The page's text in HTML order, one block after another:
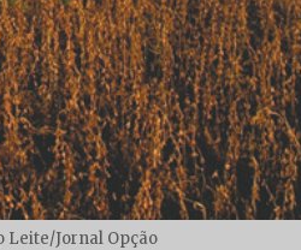
Leite/Jornal Opção